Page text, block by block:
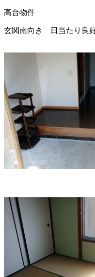
高台物件
玄関南向き 日当たり良好